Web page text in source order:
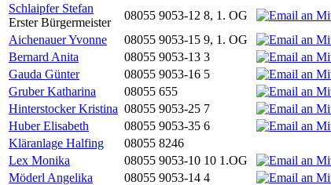
Schlaipfer Stefan
Erster Bürgermeister
08055 9053-12 8, 1. OG
Aichenauer Yvonne
08055 9053-15 9, 1. OG
Bernard Anita
08055 9053-13 3
Gauda Günter
08055 9053-16 5
Gruber Katharina
08055 655
Hinterstocker Kristina 08055 9053-25 7
Huber Elisabeth
08055 9053-35 6
Kläranlage Halfing
08055 8246
Lex Monika
08055 9053-10 10 1.OG
Möderl Angelika
08055 9053-14 4